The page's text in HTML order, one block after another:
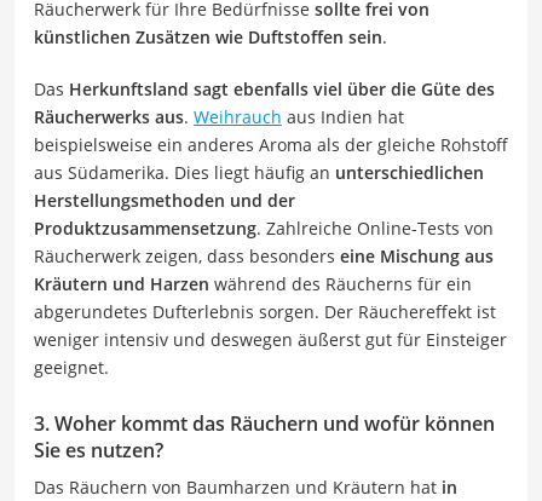
Räucherwerk für Ihre Bedürfnisse sollte frei von
künstlichen Zusätzen wie Duftstoffen sein.
Das Herkunftsland sagt ebenfalls viel über die Güte des
Räucherwerks aus. Weihrauch aus Indien hat
beispielsweise ein anderes Aroma als der gleiche Rohstoff
aus Südamerika. Dies liegt häufig an unterschiedlichen
Herstellungsmethoden und der
Produktzusammensetzung. Zahlreiche Online-Tests von
Räucherwerk zeigen, dass besonders eine Mischung aus
Kräutern und Harzen während des Räucherns für ein
abgerundetes Dufterlebnis sorgen. Der Räuchereffekt ist
weniger intensiv und deswegen äußerst gut für Einsteiger
geeignet.
3. Woher kommt das Räuchern und wofür können
Sie es nutzen?
Das Räuchern von Baumharzen und Kräutern hat in